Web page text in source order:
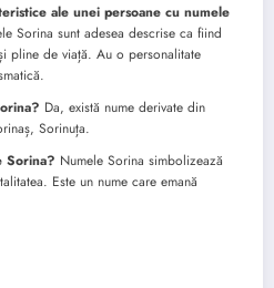
ale unei persoane cu numele
Sorina sunt adesea descrise ca fiind
pline de viață. Au o personalitate
Da, există nume derivate din
Sorinuța.
Sorina? Numele Sorina simbolizează
Este un nume care emană